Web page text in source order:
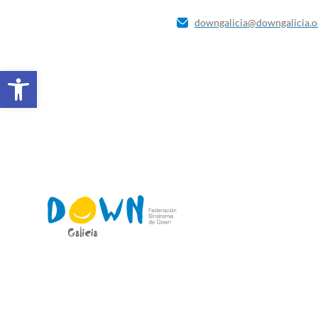
Abrir barra de ferramentas